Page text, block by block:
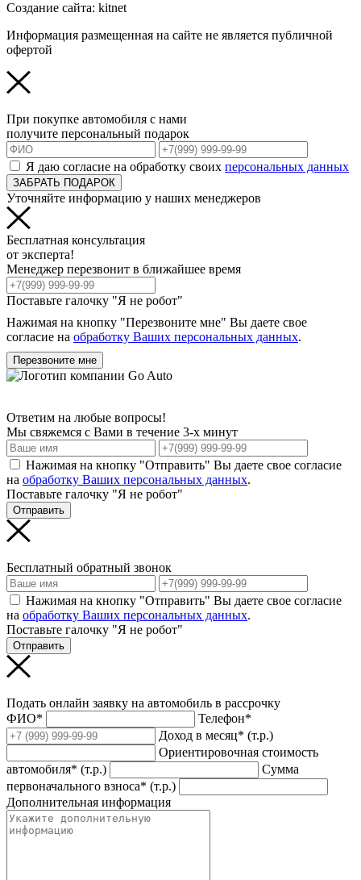
Создание сайта: kitnet
Информация размещенная на сайте не является публичной
офертой
При покупке автомобиля с нами
получите персональный подарок
Я даю согласие на обработку своих персональных данных
ЗАБРАТЬ ПОДАРОК
Уточняйте информацию у наших менеджеров
Бесплатная консультация
от эксперта!
Менеджер перезвонит в ближайшее время
Поставьте галочку "Я не робот"
Нажимая на кнопку "Перезвоните мне" Вы даете свое
согласие на обработку Ваших персональных данных.
Перезвоните мне
Ответим на любые вопросы!
Мы свяжемся с Вами в течение 3-х минут
Нажимая на кнопку "Отправить" Вы даете свое согласие
на обработку Ваших персональных данных.
Поставьте галочку "Я не робот"
Отправить
Бесплатный обратный звонок
Нажимая на кнопку "Отправить" Вы даете свое согласие
на обработку Ваших персональных данных.
Поставьте галочку "Я не робот"
Отправить
Подать онлайн заявку на автомобиль в рассрочку
ФИО*
Телефон*
Доход в месяц* (т.р.)
Ориентировочная стоимость
автомобиля* (т.р.)
Сумма
первоначального взноса* (т.р.)
Дополнительная информация